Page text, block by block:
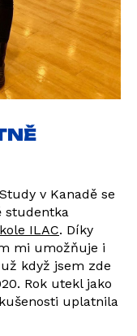
v Kanadě se
studentka
ILAC. Díky
mi umožňuje i
když jsem zde
Rok utekl jako
uplatnila